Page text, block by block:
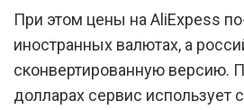
При этом цены на AliExpess
иностранных валютах, а
сконвертированную версию.
долларах сервис использует